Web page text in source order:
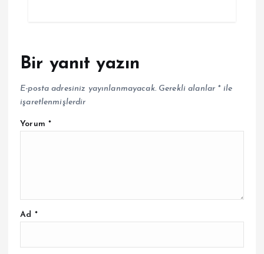
Bir yanıt yazın
E-posta adresiniz yayınlanmayacak. Gerekli alanlar *ile
işaretlenmişlerdir
Yorum *
Ad *